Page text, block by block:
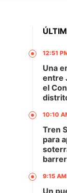
12:51
Una
entre
el
10:10
Tren
para
9:15 AM
Un